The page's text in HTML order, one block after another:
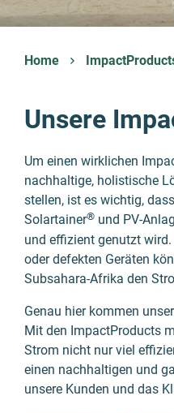
Home
Unsere
Um einen wirklichen
nachhaltige, holistische
stellen, ist es wichtig,
Solartainer® und PV-
und effizient genutzt
oder defekten Geräten
Subsahara-Afrika den
Genau hier kommen
Mit den ImpactProducts
Strom nicht nur viel
einen nachhaltigen und
unsere Kunden und das